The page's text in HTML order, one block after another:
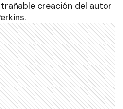
creación del autor